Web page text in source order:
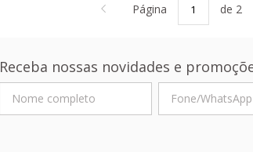
Página de 2
Receba nossas novidades e